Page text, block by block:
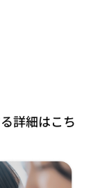
詳細はこち